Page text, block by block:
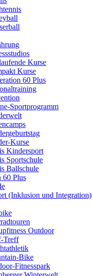
Kurse
Kurse
60 Plus
Sportprogramm
Kurse
Kindersport
Sportschule
Ballschule
60 Plus
(Inklusion und Integration)
Outdoor
Treff
Bike
Fitnesspark